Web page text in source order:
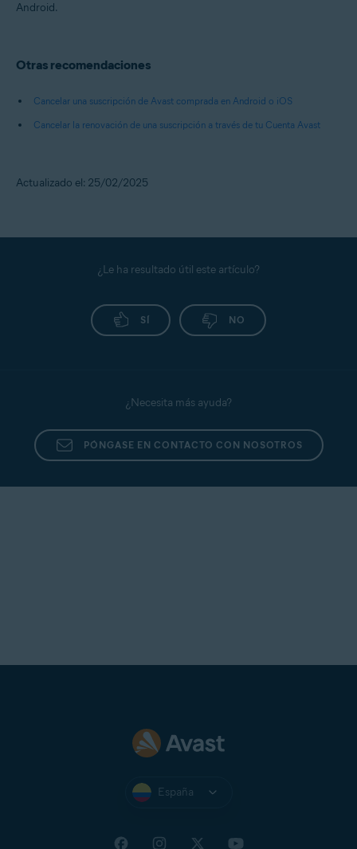
Android.
Otras recomendaciones
Cancelar una suscripción de Avast comprada en Android o iOS
Cancelar la renovación de una suscripción a través de tu Cuenta Avast
Actualizado el: 25/02/2025
¿Le ha resultado útil este artículo?
SÍ NO
¿Necesita más ayuda?
PÓNGASE EN CONTACTO CON NOSOTROS
España